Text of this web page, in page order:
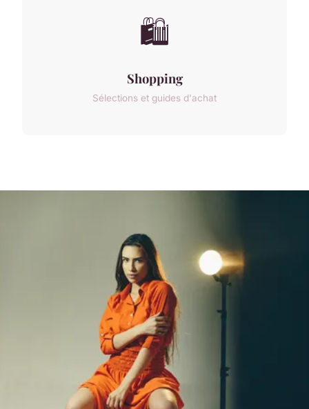
🛍️
Shopping
Sélections et guides d'achat